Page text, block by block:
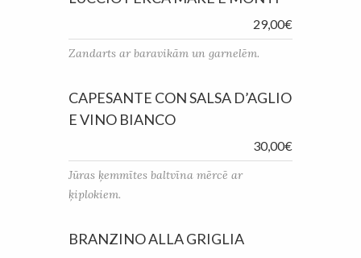
29,00€
Zandarts ar baravikām un garnelēm.
CAPESANTE CON SALSA D’AGLIO
E VINO BIANCO
30,00€
Jūras ķemmītes baltvīna mērcē ar
ķiplokiem.
BRANZINO ALLA GRIGLIA